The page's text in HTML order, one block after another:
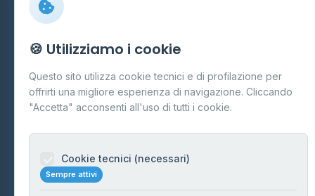
Mappa del sito
Contattaci
info@distributori-gpl.it
© 2026 - Distributori di GPL -AF Project Software Agency
Carpi
🍪 Utilizziamo i cookie
Questo sito utilizza cookie tecnici e di profilazione per
offrirti una migliore esperienza di navigazione. Cliccando
"Accetta" acconsenti all'uso di tutti i cookie.
Cookie tecnici (necessari)
Sempre attivi